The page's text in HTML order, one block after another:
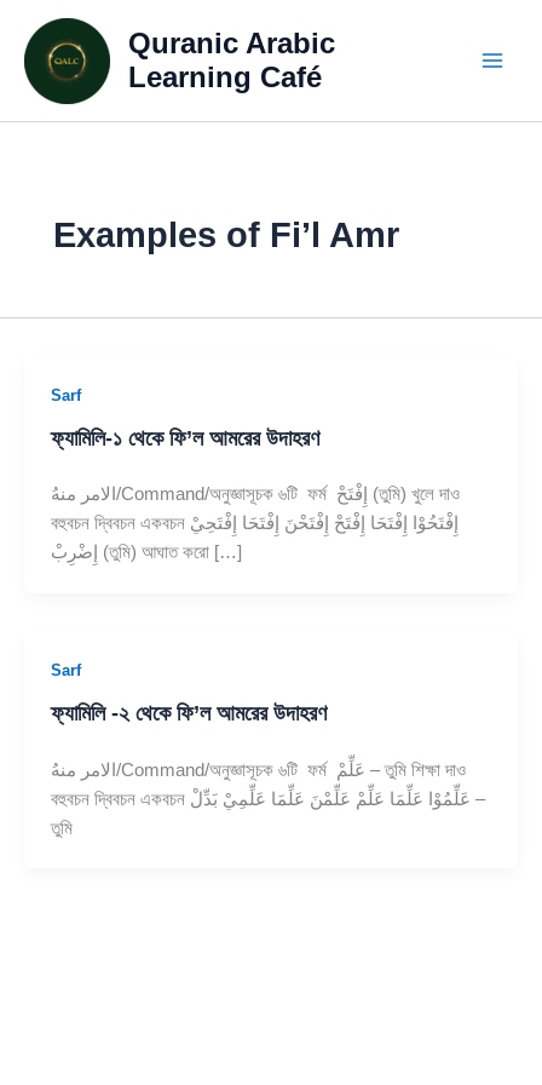
to
content
Quranic Arabic
Learning Café
Examples of Fi’l Amr
Sarf
ফ্যামিলি-১ থেকে ফি’ল আমরের উদাহরণ
الامر منهُ/Command/অনুজ্ঞাসূচক ৬টি ফর্ম إِفْتَحْ (তুমি) খুলে দাও
বহুবচন দ্বিবচন একবচন إِفْتَحُوْا إِفْتَحَا إِفْتَحْ إِفْتَحْنَ إِفْتَحَا إِفْتَحِيْ
إِضْرِبْ (তুমি) আঘাত করো […]
Sarf
ফ্যামিলি -২ থেকে ফি’ল আমরের উদাহরণ
الامر منهُ/Command/অনুজ্ঞাসূচক ৬টি ফর্ম عَلِّمْ – তুমি শিক্ষা দাও
বহুবচন দ্বিবচন একবচন عَلِّمُوْا عَلِّمَا عَلِّمْ عَلِّمْنَ عَلِّمَا عَلِّمِيْ بَدِّلْ –
তুমি